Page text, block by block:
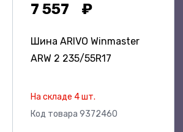
7 557
Шина ARIVO Winmaster
ARW 2 235/55R17
На складе 4 шт.
Код товара 9372460